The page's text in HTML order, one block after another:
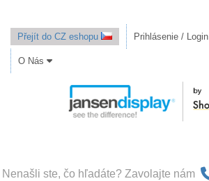
Přejít do CZ eshopu Prihlásenie / Login
O Nás
Nenašli ste, čo hľadáte? Zavolajte nám